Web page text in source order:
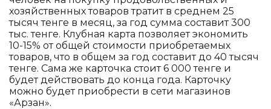
хозяйственных товаров тратит в среднем 25
тысяч тенге в месяц, за год сумма составит 300
тыс. тенге. Клубная карта позволяет экономить
10-15% от общей стоимости приобретаемых
товаров, что в общем за год составит до 40 тысяч
тенге. Сама же карточка стоит 6 000 тенге и
будет действовать до конца года. Карточку
можно будет приобрести в сети магазинов
«Арзан».